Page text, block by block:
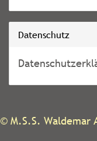
Datenschutz
© M.S.S. Waldemar